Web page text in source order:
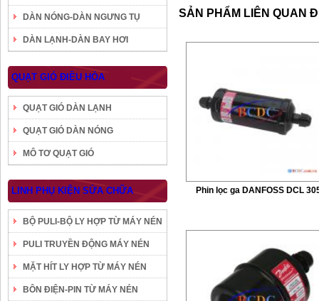
DÀN NÓNG-DÀN NGƯNG TỤ
DÀN LẠNH-DÀN BAY HƠI
QUẠT GIÓ ĐIỀU HÒA
QUẠT GIÓ DÀN LẠNH
QUẠT GIÓ DÀN NÓNG
MÔ TƠ QUẠT GIÓ
LINH PHỤ KIỆN SỬA CHỮA
BỘ PULI-BỘ LY HỢP TỪ MÁY NÉN
PULI TRUYỀN ĐỘNG MÁY NÉN
MẶT HÍT LY HỢP TỪ MÁY NÉN
BÔN ĐIỆN-PIN TỪ MÁY NÉN
SẢN PHẨM LIÊN QUAN
Phin lọc ga DANFOSS DCL